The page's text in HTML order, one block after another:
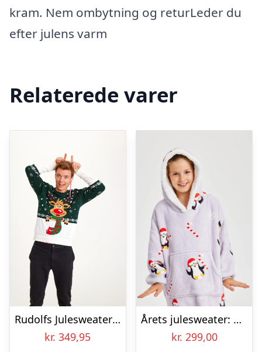
kram. Nem ombytning og returLeder du
efter julens varm
Relaterede varer
Rudolfs Julesweater Grøn – herre / mænd.
kr. 349,95
Årets julesweater: Penguin Dreamhoodie – Børn. Ugly Christmas Sweater lavet i Danmark
kr. 299,00